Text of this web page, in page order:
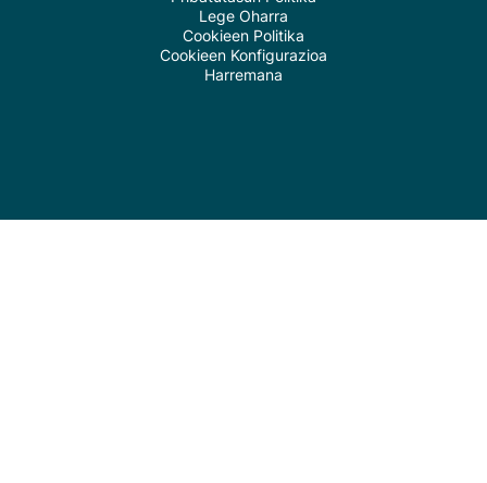
Lege Oharra
Cookieen Politika
Cookieen Konfigurazioa
Harremana